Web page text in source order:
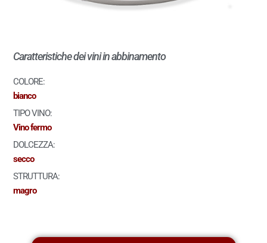
Caratteristiche dei vini in abbinamento
COLORE:
bianco
TIPO VINO:
Vino fermo
DOLCEZZA:
secco
STRUTTURA:
magro